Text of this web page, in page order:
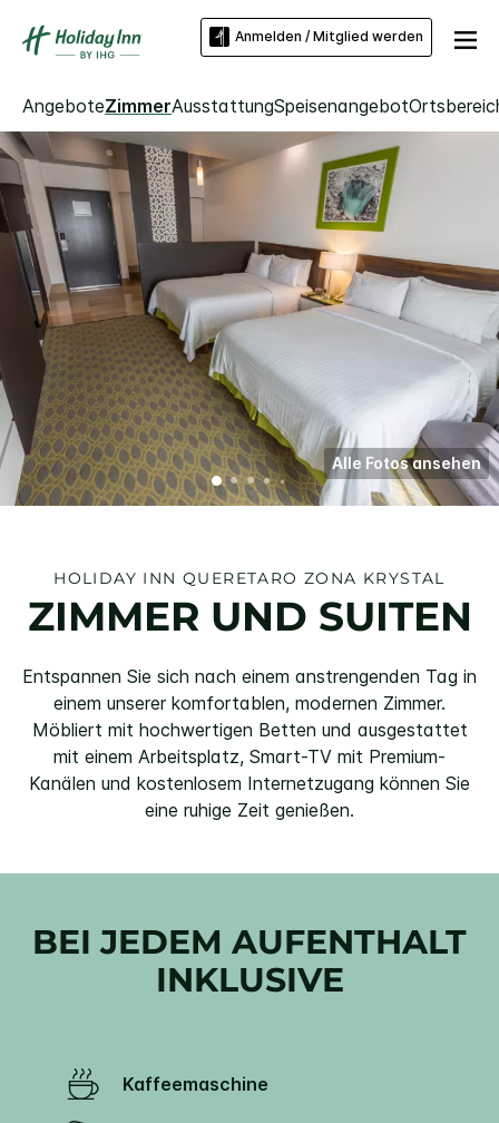
Anmelden / Mitglied werden
AngeboteZimmerAusstattungSpeisenangebot
Alle Fotos ansehen
HOLIDAY INN QUERETARO ZONA KRYSTAL
ZIMMER UND SUITEN
Entspannen Sie sich nach einem anstrengenden Tag in
einem unserer komfortablen, modernen Zimmer.
Möbliert mit hochwertigen Betten und ausgestattet
mit einem Arbeitsplatz, Smart-TV mit Premium-
Kanälen und kostenlosem Internetzugang können Sie
eine ruhige Zeit genießen.
BEI JEDEM AUFENTHALT
INKLUSIVE
Kaffeemaschine